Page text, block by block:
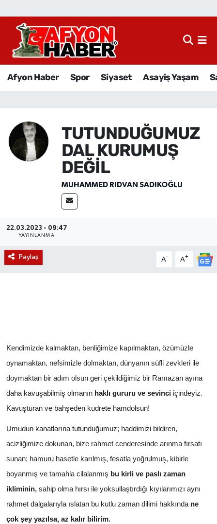
Afyon Haber Spor Siyaset Asayiş Yaşam
TUTUNDUĞUMUZ
DAL KURUMUŞ
DEĞİL
MUHAMMED RIDVAN SADIKOĞLU
22.03.2023 - 09:47
YAYINLANMA
Paylaş A- A+
Kendimizde kalmaktan, benliğimize kapılmaktan, özümüzle
oynamaktan, nefsimizle dolmaktan, dünyanın süfli zevkleri ile
doymaktan bir adım olsun geri çekildiğimiz bir Ramazan ayına
daha kavuşabilmiş olmanın haklı gururu ve sevinciiçindeyiz.
Kavuşturan ve bahşeden kudrete hamdolsun!
Umudun kanatlarına tutunduğumuz; haddimizi bildiren,
acizliğimize dokunan, bize rahmet cenderesinde arınma fırsatı
sunan; hamuru hasetle karılmış, fesatla yoğrulmuş, kibirle
boyanmış ve tamahla cilalanmış bu kirli ve paslı zaman
ikliminin,sahip olma hırsı ile yoksullaştırdığı kıyılarımızı aynı
rahmet dalgalarıyla ıslatan bu kutlu zaman dilimi hakkında ne
çok şey yazılsa, az kalır bilirim.
Afyon Haber
Sağlık
Eğitim
Sivil Toplum
Magazin
Etkinlikler